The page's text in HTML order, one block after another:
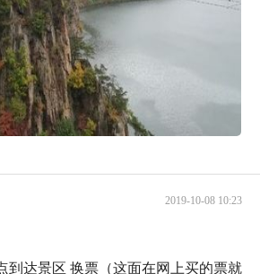
2019-10-08 10:23
到达景区 换票（这面在网上买的票就